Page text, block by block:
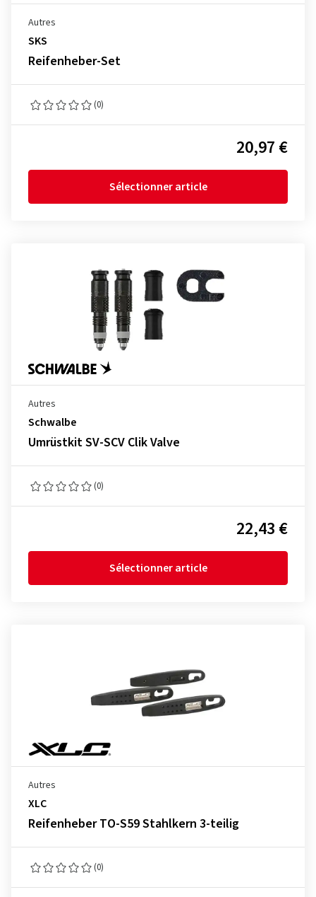
Autres
SKS
Reifenheber-Set
(0)
20,97 €
Sélectionner article
Autres
Schwalbe
Umrüstkit SV-SCV Clik Valve
(0)
22,43 €
Sélectionner article
Autres
XLC
Reifenheber TO-S59 Stahlkern 3-teilig
(0)